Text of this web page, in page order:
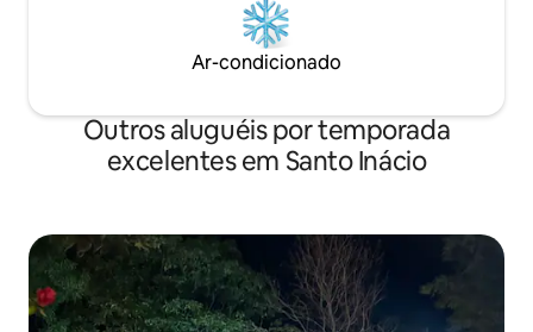
Ar-condicionado
Outros aluguéis por temporada
excelentes em Santo Inácio